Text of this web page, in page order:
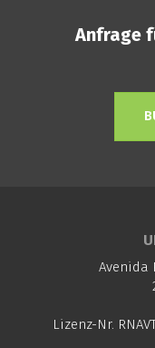
Anfrage
Avenida
Lizenz-Nr.